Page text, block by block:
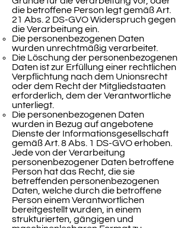
die betroffene Person legt gemäß Art.
21 Abs. 2 DS-GVO Widerspruch gegen
die Verarbeitung ein.
Die personenbezogenen Daten
wurden unrechtmäßig verarbeitet.
Die Löschung der personenbezogenen
Daten ist zur Erfüllung einer rechtlichen
Verpflichtung nach dem Unionsrecht
oder dem Recht der Mitgliedstaaten
erforderlich, dem der Verantwortliche
unterliegt.
Die personenbezogenen Daten
wurden in Bezug auf angebotene
Dienste der Informationsgesellschaft
gemäß Art. 8 Abs. 1 DS-GVO erhoben.
Jede von der Verarbeitung
personenbezogener Daten betroffene
Person hat das Recht, die sie
betreffenden personenbezogenen
Daten, welche durch die betroffene
Person einem Verantwortlichen
bereitgestellt wurden, in einem
strukturierten, gängigen und